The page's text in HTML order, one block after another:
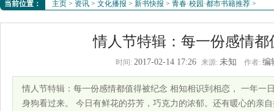
当前位置： 主页 > 资讯 > 文化播报 > 新书快报 > 青春·校园·都市书籍推荐 >
情人节特辑：每一份感情都
时间: 2017-02-14 17:26 来源: 未知 作者: 编
情人节特辑：每一份感情都值得被纪念 相知相识到相恋， 一年一
身狗看过来。 今日有鲜花的芬芳，巧克力的浓郁。还有暖心的亲